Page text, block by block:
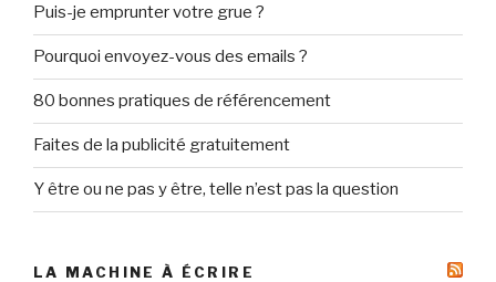
Puis-je emprunter votre grue ?
Pourquoi envoyez-vous des emails ?
80 bonnes pratiques de référencement
Faites de la publicité gratuitement
Y être ou ne pas y être, telle n’est pas la question
LA MACHINE À ÉCRIRE